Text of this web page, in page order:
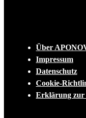
Über
Impressum
Datenschutz
Cookie-
Erklärung